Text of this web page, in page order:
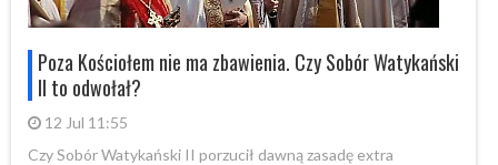
Poza Kościołem nie ma zbawienia. Czy Sobór Watykański
II to odwołał?
12 Jul 11:55
Czy Sobór Watykański II porzucił dawną zasadę extra